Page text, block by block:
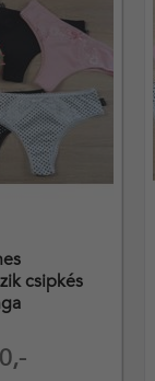
csipkés